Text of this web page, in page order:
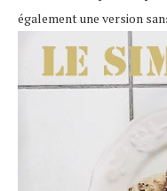
également une version